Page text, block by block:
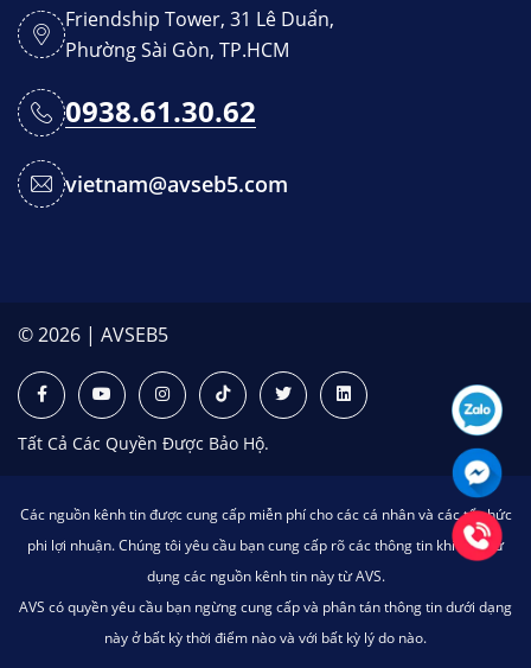
Friendship Tower, 31 Lê Duẩn,
Phường Sài Gòn, TP.HCM
0938.61.30.62
vietnam@avseb5.com
© 2026 | AVSEB5
Tất Cả Các Quyền Được Bảo Hộ.
Các nguồn kênh tin được cung cấp miễn phí cho các cá nhân và các tổ chức
phi lợi nhuận. Chúng tôi yêu cầu bạn cung cấp rõ các thông tin khi bạn sử
dụng các nguồn kênh tin này từ AVS.
AVS có quyền yêu cầu bạn ngừng cung cấp và phân tán thông tin dưới dạng
này ở bất kỳ thời điểm nào và với bất kỳ lý do nào.